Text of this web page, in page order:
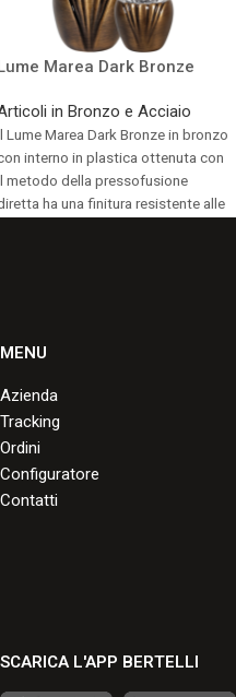
Marea Dark Bronze
in Bronzo e Acciaio
Lume Marea Dark Bronze in bronzo
interno in plastica ottenuta con
metodo della pressofusione
ha una finitura resistente alle
MENU
Azienda
Tracking
Ordini
Configuratore
Contatti
SCARICA L'APP BERTELLI